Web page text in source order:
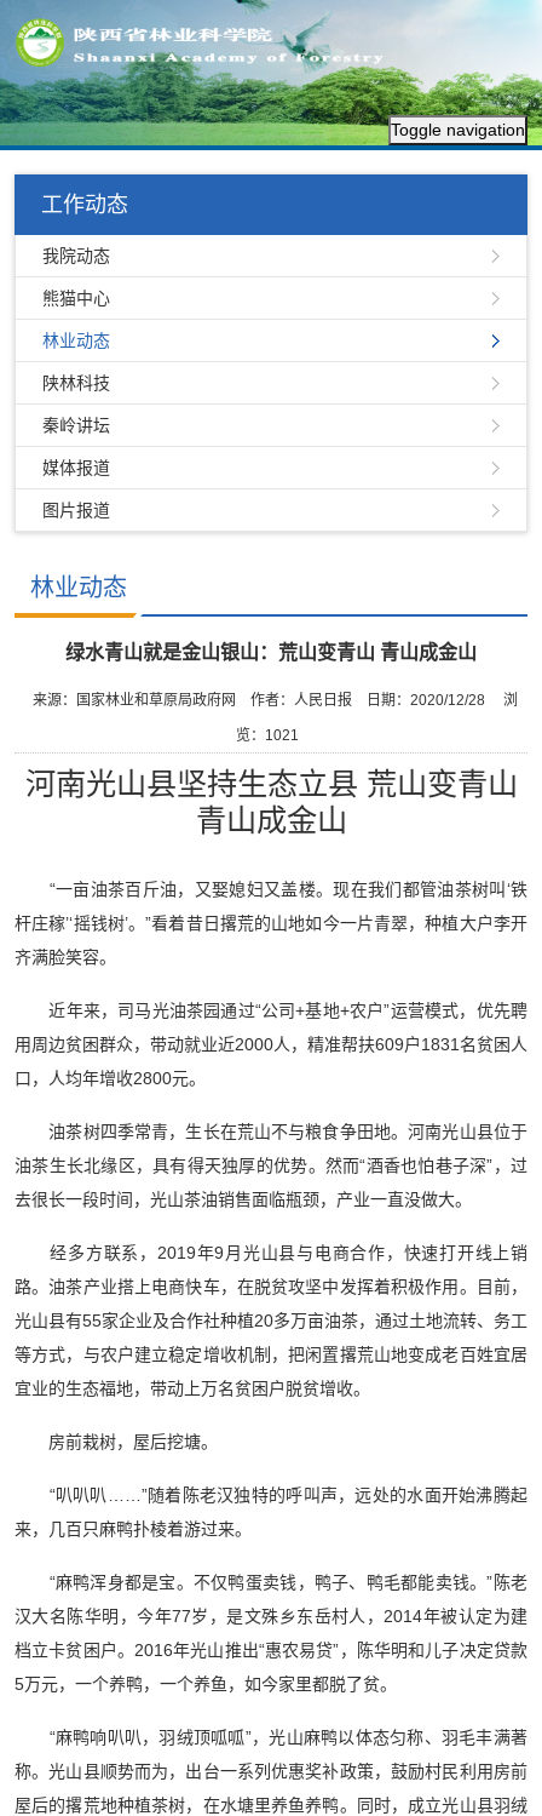
Toggle navigation
工作动态
我院动态
熊猫中心
林业动态
陕林科技
秦岭讲坛
媒体报道
图片报道
林业动态
绿水青山就是金山银山：荒山变青山 青山成金山
来源：国家林业和草原局政府网 作者：人民日报 日期：2020/12/28 浏
览： 1021
河南光山县坚持生态立县 荒山变青山
青山成金山
“一亩油茶百斤油，又娶媳妇又盖楼。现在我们都管油茶树叫‘铁
杆庄稼’‘摇钱树’。”看着昔日撂荒的山地如今一片青翠，种植大户李开
齐满脸笑容。
近年来，司马光油茶园通过“公司+基地+农户”运营模式，优先聘
用周边贫困群众，带动就业近2000人，精准帮扶609户1831名贫困人
口，人均年增收2800元。
油茶树四季常青，生长在荒山不与粮食争田地。河南光山县位于
油茶生长北缘区，具有得天独厚的优势。然而“酒香也怕巷子深”，过
去很长一段时间，光山茶油销售面临瓶颈，产业一直没做大。
经多方联系，2019年9月光山县与电商合作，快速打开线上销
路。油茶产业搭上电商快车，在脱贫攻坚中发挥着积极作用。目前，
光山县有55家企业及合作社种植20多万亩油茶，通过土地流转、务工
等方式，与农户建立稳定增收机制，把闲置撂荒山地变成老百姓宜居
宜业的生态福地，带动上万名贫困户脱贫增收。
房前栽树，屋后挖塘。
“叭叭叭……”随着陈老汉独特的呼叫声，远处的水面开始沸腾起
来，几百只麻鸭扑棱着游过来。
“麻鸭浑身都是宝。不仅鸭蛋卖钱，鸭子、鸭毛都能卖钱。”陈老
汉大名陈华明，今年77岁，是文殊乡东岳村人，2014年被认定为建
档立卡贫困户。2016年光山推出“惠农易贷”，陈华明和儿子决定贷款
5万元，一个养鸭，一个养鱼，如今家里都脱了贫。
“麻鸭响叭叭，羽绒顶呱呱”，光山麻鸭以体态匀称、羽毛丰满著
称。光山县顺势而为，出台一系列优惠奖补政策，鼓励村民利用房前
屋后的撂荒地种植茶树，在水塘里养鱼养鸭。同时，成立光山县羽绒